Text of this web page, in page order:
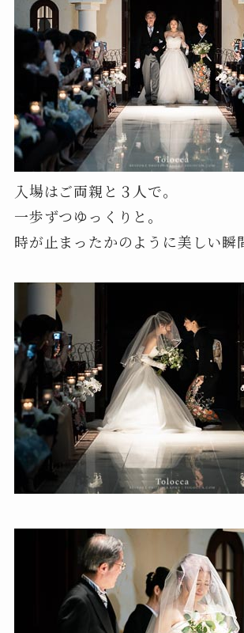
入場はご両親と３人で。
一歩ずつゆっくりと。
時が止まったかのように美しい瞬